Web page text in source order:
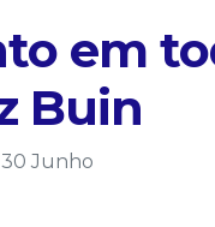
em
Buin
30 Junho